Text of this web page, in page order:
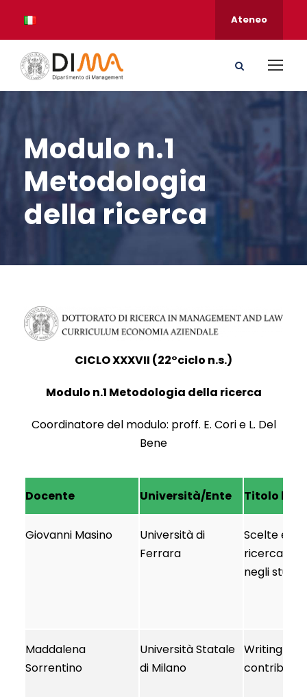
Ateneo
Modulo n.1
Metodologia
della ricerca
CICLO XXXVII (22°ciclo n.s.)
Modulo n.1 Metodologia della ricerca
Coordinatore del modulo: proff. E. Cori e L. Del
Bene
Docente Università/Ente Titolo
Giovanni Masino
Università di
Ferrara
Scelte
ricerca
negli studi
Maddalena
Sorrentino
Università Statale
di Milano
Writing